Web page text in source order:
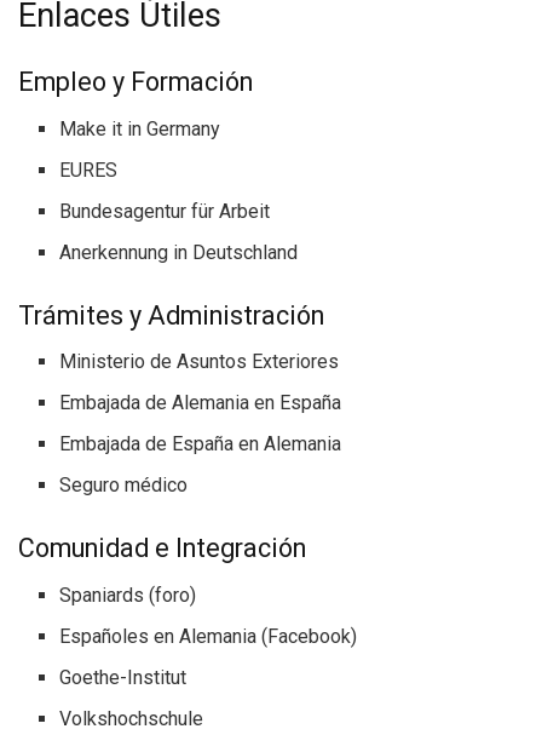
Enlaces Útiles
Empleo y Formación
Make it in Germany
EURES
Bundesagentur für Arbeit
Anerkennung in Deutschland
Trámites y Administración
Ministerio de Asuntos Exteriores
Embajada de Alemania en España
Embajada de España en Alemania
Seguro médico
Comunidad e Integración
Spaniards (foro)
Españoles en Alemania (Facebook)
Goethe-Institut
Volkshochschule